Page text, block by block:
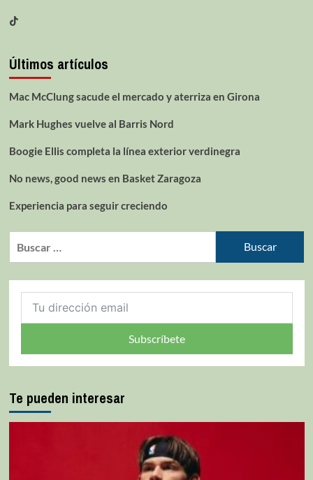
Últimos artículos
Mac McClung sacude el mercado y aterriza en Girona
Mark Hughes vuelve al Barris Nord
Boogie Ellis completa la línea exterior verdinegra
No news, good news en Basket Zaragoza
Experiencia para seguir creciendo
Subscríbete
Te pueden interesar